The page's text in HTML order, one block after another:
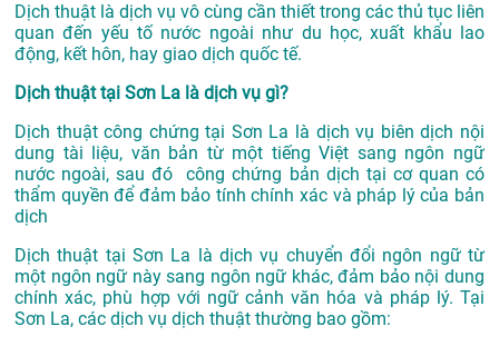
Dịch thuật là dịch vụ vô cùng cần thiết trong các thủ tục liên
quan đến yếu tố nước ngoài như du học, xuất khẩu lao
động, kết hôn, hay giao dịch quốc tế.
Dịch thuật tại Sơn La là dịch vụ gì?
Dịch thuật công chứng tại Sơn La là dịch vụ biên dịch nội
dung tài liệu, văn bản từ một tiếng Việt sang ngôn ngữ
nước ngoài, sau đó công chứng bản dịch tại cơ quan có
thẩm quyền để đảm bảo tính chính xác và pháp lý của bản
dịch
Dịch thuật tại Sơn La là dịch vụ chuyển đổi ngôn ngữ từ
một ngôn ngữ này sang ngôn ngữ khác, đảm bảo nội dung
chính xác, phù hợp với ngữ cảnh văn hóa và pháp lý. Tại
Sơn La, các dịch vụ dịch thuật thường bao gồm: